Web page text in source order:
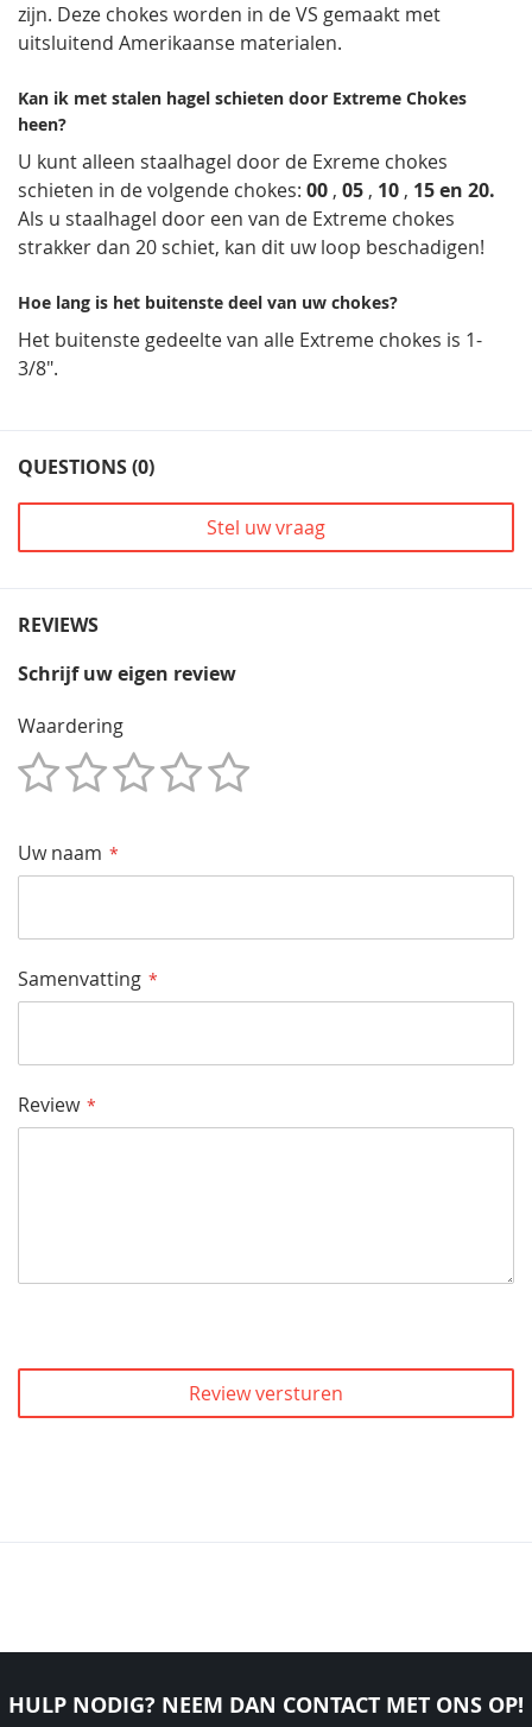
zijn. Deze chokes worden in de VS gemaakt met
uitsluitend Amerikaanse materialen.
Kan ik met stalen hagel schieten door Extreme Chokes
heen?
U kunt alleen staalhagel door de Exreme chokes
schieten in de volgende chokes: 00 , 05 , 10 , 15 en 20.
Als u staalhagel door een van de Extreme chokes
strakker dan 20 schiet, kan dit uw loop beschadigen!
Hoe lang is het buitenste deel van uw chokes?
Het buitenste gedeelte van alle Extreme chokes is 1-
3/8".
QUESTIONS (0)
Stel uw vraag
REVIEWS
Schrijf uw eigen review
Waardering
Uw naam
Samenvatting
Review
Review versturen
HULP NODIG? NEEM DAN CONTACT MET ONS OP!